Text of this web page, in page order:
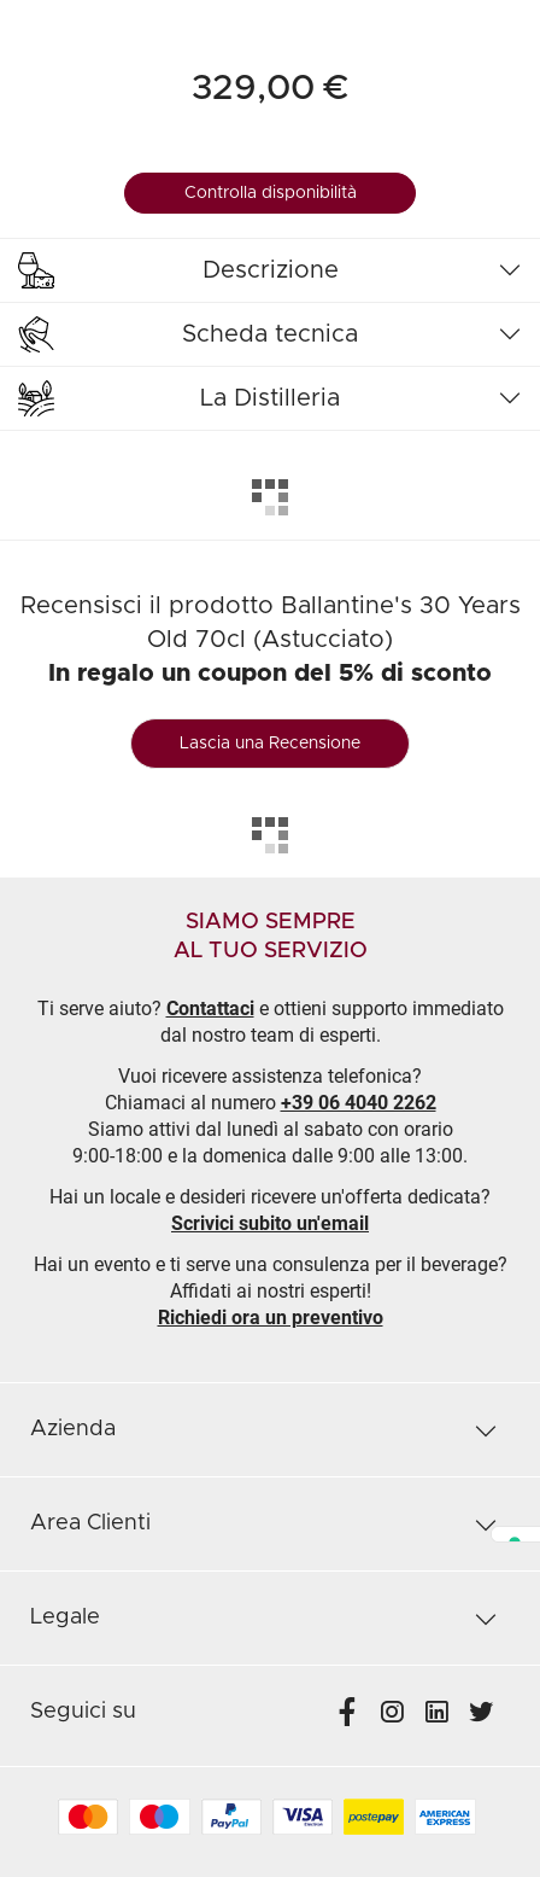
329,00 €
Controlla disponibilità
Descrizione
Scheda tecnica
La Distilleria
Recensisci il prodotto Ballantine's 30 Years
Old 70cl (Astucciato)
In regalo un coupon del 5% di sconto
Lascia una Recensione
SIAMO SEMPRE
AL TUO SERVIZIO
Ti serve aiuto? Contattacie ottieni supporto immediato
dal nostro team di esperti.
Vuoi ricevere assistenza telefonica?
Chiamaci al numero +39 06 4040 2262
Siamo attivi dal lunedì al sabato con orario
9:00-18:00 e la domenica dalle 9:00 alle 13:00.
Hai un locale e desideri ricevere un'offerta dedicata?
Scrivici subito un'email
Hai un evento e ti serve una consulenza per il beverage?
Affidati ai nostri esperti!
Richiedi ora un preventivo
Azienda
Area Clienti
Legale
Seguici su